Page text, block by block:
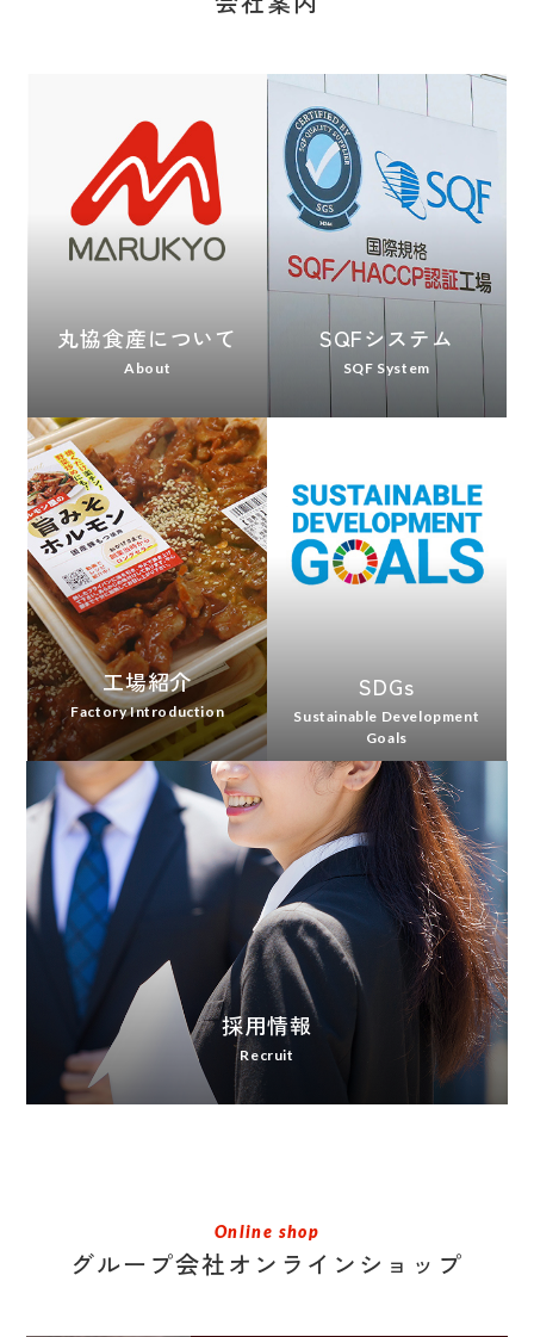
丸協食産について
About
SQFシステム
SQF System
工場紹介
Factory Introduction
SDGs
Sustainable Development
Goals
採用情報
Recruit
Online shop
グループ会社オンラインショップ